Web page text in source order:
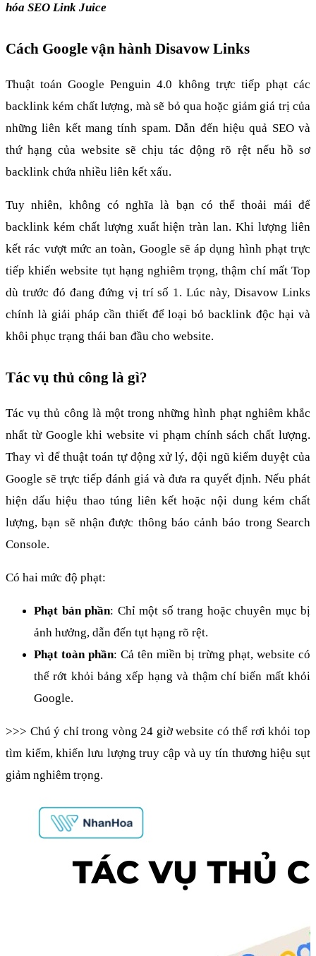
hóa SEO Link Juice
Cách Google vận hành Disavow Links
Thuật toán Google Penguin 4.0 không trực tiếp phạt các
backlink kém chất lượng, mà sẽ bỏ qua hoặc giảm giá trị của
những liên kết mang tính spam. Dẫn đến hiệu quả SEO và
thứ hạng của website sẽ chịu tác động rõ rệt nếu hồ sơ
backlink chứa nhiều liên kết xấu.
Tuy nhiên, không có nghĩa là bạn có thể thoải mái để
backlink kém chất lượng xuất hiện tràn lan. Khi lượng liên
kết rác vượt mức an toàn, Google sẽ áp dụng hình phạt trực
tiếp khiến website tụt hạng nghiêm trọng, thậm chí mất Top
dù trước đó đang đứng vị trí số 1. Lúc này, Disavow Links
chính là giải pháp cần thiết để loại bỏ backlink độc hại và
khôi phục trạng thái ban đầu cho website.
Tác vụ thủ công là gì?
Tác vụ thủ công là một trong những hình phạt nghiêm khắc
nhất từ Google khi website vi phạm chính sách chất lượng.
Thay vì để thuật toán tự động xử lý, đội ngũ kiểm duyệt của
Google sẽ trực tiếp đánh giá và đưa ra quyết định. Nếu phát
hiện dấu hiệu thao túng liên kết hoặc nội dung kém chất
lượng, bạn sẽ nhận được thông báo cảnh báo trong Search
Console.
Có hai mức độ phạt:
Phạt bán phần: Chỉ một số trang hoặc chuyên mục bị
ảnh hưởng, dẫn đến tụt hạng rõ rệt.
Phạt toàn phần: Cả tên miền bị trừng phạt, website có
thể rớt khỏi bảng xếp hạng và thậm chí biến mất khỏi
Google.
>>> Chú ý chỉ trong vòng 24 giờ website có thể rơi khỏi top
tìm kiếm, khiến lưu lượng truy cập và uy tín thương hiệu sụt
giảm nghiêm trọng.